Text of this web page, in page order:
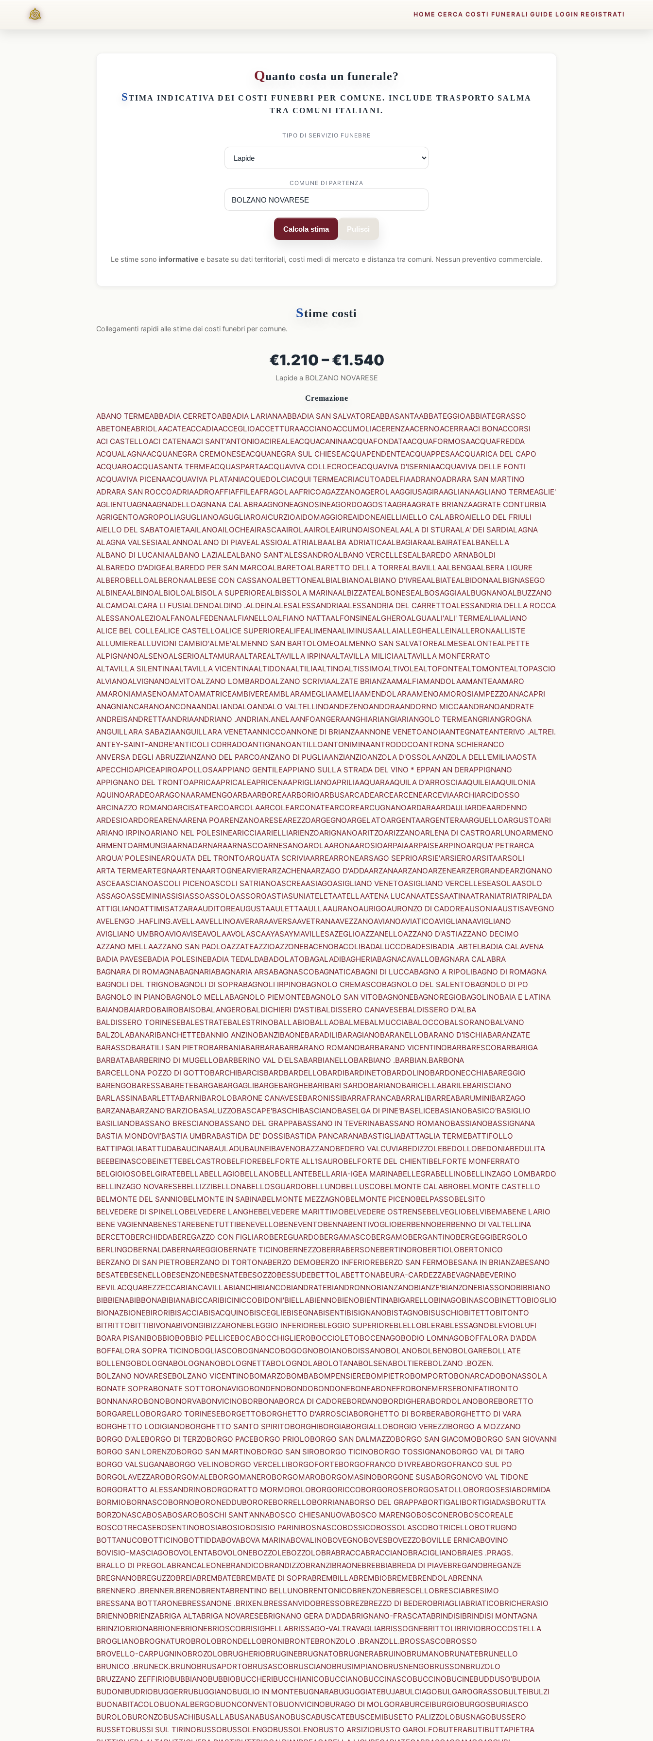
HOME CERCA COSTI FUNERALI GUIDE LOGIN REGISTRATI
Quanto costa un funerale?
STIMA INDICATIVA DEICOSTI FUNEBRI PER COMUNE. INCLUDE TRASPORTO SALMA
TRA COMUNI ITALIANI.
TIPO DI SERVIZIO FUNEBRE
COMUNE DI PARTENZA
Calcola stima Pulisci
Le stime sono informative e basate su dati territoriali, costi medi di mercato e distanza tra comuni. Nessun preventivo commerciale.
Stime costi
Collegamenti rapidi alle stime dei costi funebri per comune.
€1.210 – €1.540
Lapide a BOLZANO NOVARESE
Cremazione
ABANO TERMEABBADIA CERRETOABBADIA LARIANAABBADIA SAN SALVATOREABBASANTAABBATEGGIOABBIATEGRASSO
ABETONEABRIOLAACATEACCADIAACCEGLIOACCETTURAACCIANOACCUMOLIACERENZAACERNOACERRAACI BONACCORSI
ACI CASTELLOACI CATENAACI SANT'ANTONIOACIREALEACQUACANINAACQUAFONDATAACQUAFORMOSAACQUAFREDDA
ACQUALAGNAACQUANEGRA CREMONESEACQUANEGRA SUL CHIESEACQUAPENDENTEACQUAPPESAACQUARICA DEL CAPO
ACQUAROACQUASANTA TERMEACQUASPARTAACQUAVIVA COLLECROCEACQUAVIVA D'ISERNIAACQUAVIVA DELLE FONTI
ACQUAVIVA PICENAACQUAVIVA PLATANIACQUEDOLCIACQUI TERMEACRIACUTOADELFIAADRANOADRARA SAN MARTINO
ADRARA SAN ROCCOADRIAADROAFFIAFFILEAFRAGOLAAFRICOAGAZZANOAGEROLAAGGIUSAGIRAAGLIANAAGLIANO TERMEAGLIE'
AGLIENTUAGNAAGNADELLOAGNANA CALABRAAGNONEAGNOSINEAGORDOAGOSTAAGRAAGRATE BRIANZAAGRATE CONTURBIA
AGRIGENTOAGROPOLIAGUGLIANOAGUGLIAROAICURZIOAIDOMAGGIOREAIDONEAIELLIAIELLO CALABROAIELLO DEL FRIULI
AIELLO DEL SABATOAIETAAILANOAILOCHEAIRASCAAIROLAAIROLEAIRUNOAISONEALAALA DI STURAALA' DEI SARDIALAGNA
ALAGNA VALSESIAALANNOALANO DI PIAVEALASSIOALATRIALBAALBA ADRIATICAALBAGIARAALBAIRATEALBANELLA
ALBANO DI LUCANIAALBANO LAZIALEALBANO SANT'ALESSANDROALBANO VERCELLESEALBAREDO ARNABOLDI
ALBAREDO D'ADIGEALBAREDO PER SAN MARCOALBARETOALBARETTO DELLA TORREALBAVILLAALBENGAALBERA LIGURE
ALBEROBELLOALBERONAALBESE CON CASSANOALBETTONEALBIALBIANOALBIANO D'IVREAALBIATEALBIDONAALBIGNASEGO
ALBINEAALBINOALBIOLOALBISOLA SUPERIOREALBISSOLA MARINAALBIZZATEALBONESEALBOSAGGIAALBUGNANOALBUZZANO
ALCAMOALCARA LI FUSIALDENOALDINO .ALDEIN.ALESALESSANDRIAALESSANDRIA DEL CARRETTOALESSANDRIA DELLA ROCCA
ALESSANOALEZIOALFANOALFEDENAALFIANELLOALFIANO NATTAALFONSINEALGHEROALGUAALI'ALI' TERMEALIAALIANO
ALICE BEL COLLEALICE CASTELLOALICE SUPERIOREALIFEALIMENAALIMINUSAALLAIALLEGHEALLEINALLERONAALLISTE
ALLUMIEREALLUVIONI CAMBIO'ALME'ALMENNO SAN BARTOLOMEOALMENNO SAN SALVATOREALMESEALONTEALPETTE
ALPIGNANOALSENOALSERIOALTAMURAALTAREALTAVILLA IRPINAALTAVILLA MILICIAALTAVILLA MONFERRATO
ALTAVILLA SILENTINAALTAVILLA VICENTINAALTIDONAALTILIAALTINOALTISSIMOALTIVOLEALTOFONTEALTOMONTEALTOPASCIO
ALVIANOALVIGNANOALVITOALZANO LOMBARDOALZANO SCRIVIAALZATE BRIANZAAMALFIAMANDOLAAMANTEAAMARO
AMARONIAMASENOAMATOAMATRICEAMBIVEREAMBLARAMEGLIAAMELIAAMENDOLARAAMENOAMOROSIAMPEZZOANACAPRI
ANAGNIANCARANOANCONAANDALIANDALOANDALO VALTELLINOANDEZENOANDORAANDORNO MICCAANDRANOANDRATE
ANDREISANDRETTAANDRIAANDRIANO .ANDRIAN.ANELAANFOANGERAANGHIARIANGIARIANGOLO TERMEANGRIANGROGNA
ANGUILLARA SABAZIAANGUILLARA VENETAANNICCOANNONE DI BRIANZAANNONE VENETOANOIAANTEGNATEANTERIVO .ALTREI.
ANTEY-SAINT-ANDRE'ANTICOLI CORRADOANTIGNANOANTILLOANTONIMINAANTRODOCOANTRONA SCHIERANCO
ANVERSA DEGLI ABRUZZIANZANO DEL PARCOANZANO DI PUGLIAANZIANZIOANZOLA D'OSSOLAANZOLA DELL'EMILIAAOSTA
APECCHIOAPICEAPIROAPOLLOSAAPPIANO GENTILEAPPIANO SULLA STRADA DEL VINO * EPPAN AN DERAPPIGNANO
APPIGNANO DEL TRONTOAPRICAAPRICALEAPRICENAAPRIGLIANOAPRILIAAQUARAAQUILA D'ARROSCIAAQUILEIAAQUILONIA
AQUINOARADEOARAGONAARAMENGOARBAARBOREAARBORIOARBUSARCADEARCEARCENEARCEVIAARCHIARCIDOSSO
ARCINAZZO ROMANOARCISATEARCOARCOLAARCOLEARCONATEARCOREARCUGNANOARDARAARDAULIARDEAARDENNO
ARDESIOARDOREARENAARENA POARENZANOARESEAREZZOARGEGNOARGELATOARGENTAARGENTERAARGUELLOARGUSTOARI
ARIANO IRPINOARIANO NEL POLESINEARICCIAARIELLIARIENZOARIGNANOARITZOARIZZANOARLENA DI CASTROARLUNOARMENO
ARMENTOARMUNGIAARNADARNARAARNASCOARNESANOAROLAARONAAROSIOARPAIAARPAISEARPINOARQUA' PETRARCA
ARQUA' POLESINEARQUATA DEL TRONTOARQUATA SCRIVIAARREARRONEARSAGO SEPRIOARSIE'ARSIEROARSITAARSOLI
ARTA TERMEARTEGNAARTENAARTOGNEARVIERARZACHENAARZAGO D'ADDAARZANAARZANOARZENEARZERGRANDEARZIGNANO
ASCEAASCIANOASCOLI PICENOASCOLI SATRIANOASCREAASIAGOASIGLIANO VENETOASIGLIANO VERCELLESEASOLAASOLO
ASSAGOASSEMINIASSISIASSOASSOLOASSOROASTIASUNIATELETAATELLAATENA LUCANAATESSAATINAATRANIATRIATRIPALDA
ATTIGLIANOATTIMISATZARAAUDITOREAUGUSTAAULETTAAULLAAURANOAURIGOAURONZO DI CADOREAUSONIAAUSTISAVEGNO
AVELENGO .HAFLING.AVELLAAVELLINOAVERARAAVERSAAVETRANAAVEZZANOAVIANOAVIATICOAVIGLIANAAVIGLIANO
AVIGLIANO UMBROAVIOAVISEAVOLAAVOLASCAAYASAYMAVILLESAZEGLIOAZZANELLOAZZANO D'ASTIAZZANO DECIMO
AZZANO MELLAAZZANO SAN PAOLOAZZATEAZZIOAZZONEBACENOBACOLIBADALUCCOBADESIBADIA .ABTEI.BADIA CALAVENA
BADIA PAVESEBADIA POLESINEBADIA TEDALDABADOLATOBAGALADIBAGHERIABAGNACAVALLOBAGNARA CALABRA
BAGNARA DI ROMAGNABAGNARIABAGNARIA ARSABAGNASCOBAGNATICABAGNI DI LUCCABAGNO A RIPOLIBAGNO DI ROMAGNA
BAGNOLI DEL TRIGNOBAGNOLI DI SOPRABAGNOLI IRPINOBAGNOLO CREMASCOBAGNOLO DEL SALENTOBAGNOLO DI PO
BAGNOLO IN PIANOBAGNOLO MELLABAGNOLO PIEMONTEBAGNOLO SAN VITOBAGNONEBAGNOREGIOBAGOLINOBAIA E LATINA
BAIANOBAIARDOBAIROBAISOBALANGEROBALDICHIERI D'ASTIBALDISSERO CANAVESEBALDISSERO D'ALBA
BALDISSERO TORINESEBALESTRATEBALESTRINOBALLABIOBALLAOBALMEBALMUCCIABALOCCOBALSORANOBALVANO
BALZOLABANARIBANCHETTEBANNIO ANZINOBANZIBAONEBARADILIBARAGIANOBARANELLOBARANO D'ISCHIABARANZATE
BARASSOBARATILI SAN PIETROBARBANIABARBARABARBARANO ROMANOBARBARANO VICENTINOBARBARESCOBARBARIGA
BARBATABARBERINO DI MUGELLOBARBERINO VAL D'ELSABARBIANELLOBARBIANO .BARBIAN.BARBONA
BARCELLONA POZZO DI GOTTOBARCHIBARCISBARDBARDELLOBARDIBARDINETOBARDOLINOBARDONECCHIABAREGGIO
BARENGOBARESSABARETEBARGABARGAGLIBARGEBARGHEBARIBARI SARDOBARIANOBARICELLABARILEBARISCIANO
BARLASSINABARLETTABARNIBAROLOBARONE CANAVESEBARONISSIBARRAFRANCABARRALIBARREABARUMINIBARZAGO
BARZANABARZANO'BARZIOBASALUZZOBASCAPE'BASCHIBASCIANOBASELGA DI PINE'BASELICEBASIANOBASICO'BASIGLIO
BASILIANOBASSANO BRESCIANOBASSANO DEL GRAPPABASSANO IN TEVERINABASSANO ROMANOBASSIANOBASSIGNANA
BASTIA MONDOVI'BASTIA UMBRABASTIDA DE' DOSSIBASTIDA PANCARANABASTIGLIABATTAGLIA TERMEBATTIFOLLO
BATTIPAGLIABATTUDABAUCINABAULADUBAUNEIBAVENOBAZZANOBEDERO VALCUVIABEDIZZOLEBEDOLLOBEDONIABEDULITA
BEEBEINASCOBEINETTEBELCASTROBELFIOREBELFORTE ALL'ISAUROBELFORTE DEL CHIENTIBELFORTE MONFERRATO
BELGIOIOSOBELGIRATEBELLABELLAGIOBELLANOBELLANTEBELLARIA-IGEA MARINABELLEGRABELLINOBELLINZAGO LOMBARDO
BELLINZAGO NOVARESEBELLIZZIBELLONABELLOSGUARDOBELLUNOBELLUSCOBELMONTE CALABROBELMONTE CASTELLO
BELMONTE DEL SANNIOBELMONTE IN SABINABELMONTE MEZZAGNOBELMONTE PICENOBELPASSOBELSITO
BELVEDERE DI SPINELLOBELVEDERE LANGHEBELVEDERE MARITTIMOBELVEDERE OSTRENSEBELVEGLIOBELVIBEMABENE LARIO
BENE VAGIENNABENESTAREBENETUTTIBENEVELLOBENEVENTOBENNABENTIVOGLIOBERBENNOBERBENNO DI VALTELLINA
BERCETOBERCHIDDABEREGAZZO CON FIGLIAROBEREGUARDOBERGAMASCOBERGAMOBERGANTINOBERGEGGIBERGOLO
BERLINGOBERNALDABERNAREGGIOBERNATE TICINOBERNEZZOBERRABERSONEBERTINOROBERTIOLOBERTONICO
BERZANO DI SAN PIETROBERZANO DI TORTONABERZO DEMOBERZO INFERIOREBERZO SAN FERMOBESANA IN BRIANZABESANO
BESATEBESENELLOBESENZONEBESNATEBESOZZOBESSUDEBETTOLABETTONABEURA-CARDEZZABEVAGNABEVERINO
BEVILACQUABEZZECCABIANCAVILLABIANCHIBIANCOBIANDRATEBIANDRONNOBIANZANOBIANZE'BIANZONEBIASSONOBIBBIANO
BIBBIENABIBBONABIBIANABICCARIBICINICCOBIDONI'BIELLABIENNOBIENOBIENTINABIGARELLOBINAGOBINASCOBINETTOBIOGLIO
BIONAZBIONEBIRORIBISACCIABISACQUINOBISCEGLIEBISEGNABISENTIBISIGNANOBISTAGNOBISUSCHIOBITETTOBITONTO
BITRITTOBITTIBIVONABIVONGIBIZZARONEBLEGGIO INFERIOREBLEGGIO SUPERIOREBLELLOBLERABLESSAGNOBLEVIOBLUFI
BOARA PISANIBOBBIOBOBBIO PELLICEBOCABOCCHIGLIEROBOCCIOLETOBOCENAGOBODIO LOMNAGOBOFFALORA D'ADDA
BOFFALORA SOPRA TICINOBOGLIASCOBOGNANCOBOGOGNOBOIANOBOISSANOBOLANOBOLBENOBOLGAREBOLLATE
BOLLENGOBOLOGNABOLOGNANOBOLOGNETTABOLOGNOLABOLOTANABOLSENABOLTIEREBOLZANO .BOZEN.
BOLZANO NOVARESEBOLZANO VICENTINOBOMARZOBOMBABOMPENSIEREBOMPIETROBOMPORTOBONARCADOBONASSOLA
BONATE SOPRABONATE SOTTOBONAVIGOBONDENOBONDOBONDONEBONEABONEFROBONEMERSEBONIFATIBONITO
BONNANAROBONOBONORVABONVICINOBORBONABORCA DI CADOREBORDANOBORDIGHERABORDOLANOBOREBORETTO
BORGARELLOBORGARO TORINESEBORGETTOBORGHETTO D'ARROSCIABORGHETTO DI BORBERABORGHETTO DI VARA
BORGHETTO LODIGIANOBORGHETTO SANTO SPIRITOBORGHIBORGIABORGIALLOBORGIO VEREZZIBORGO A MOZZANO
BORGO D'ALEBORGO DI TERZOBORGO PACEBORGO PRIOLOBORGO SAN DALMAZZOBORGO SAN GIACOMOBORGO SAN GIOVANNI
BORGO SAN LORENZOBORGO SAN MARTINOBORGO SAN SIROBORGO TICINOBORGO TOSSIGNANOBORGO VAL DI TARO
BORGO VALSUGANABORGO VELINOBORGO VERCELLIBORGOFORTEBORGOFRANCO D'IVREABORGOFRANCO SUL PO
BORGOLAVEZZAROBORGOMALEBORGOMANEROBORGOMAROBORGOMASINOBORGONE SUSABORGONOVO VAL TIDONE
BORGORATTO ALESSANDRINOBORGORATTO MORMOROLOBORGORICCOBORGOROSEBORGOSATOLLOBORGOSESIABORMIDA
BORMIOBORNASCOBORNOBORONEDDUBOROREBORRELLOBORRIANABORSO DEL GRAPPABORTIGALIBORTIGIADASBORUTTA
BORZONASCABOSABOSAROBOSCHI SANT'ANNABOSCO CHIESANUOVABOSCO MARENGOBOSCONEROBOSCOREALE
BOSCOTRECASEBOSENTINOBOSIABOSIOBOSISIO PARINIBOSNASCOBOSSICOBOSSOLASCOBOTRICELLOBOTRUGNO
BOTTANUCOBOTTICINOBOTTIDDABOVABOVA MARINABOVALINOBOVEGNOBOVESBOVEZZOBOVILLE ERNICABOVINO
BOVISIO-MASCIAGOBOVOLENTABOVOLONEBOZZOLEBOZZOLOBRABRACCABRACCIANOBRACIGLIANOBRAIES .PRAGS.
BRALLO DI PREGOLABRANCALEONEBRANDICOBRANDIZZOBRANZIBRAONEBREBBIABREDA DI PIAVEBREGANOBREGANZE
BREGNANOBREGUZZOBREIABREMBATEBREMBATE DI SOPRABREMBILLABREMBIOBREMEBRENDOLABRENNA
BRENNERO .BRENNER.BRENOBRENTABRENTINO BELLUNOBRENTONICOBRENZONEBRESCELLOBRESCIABRESIMO
BRESSANA BOTTARONEBRESSANONE .BRIXEN.BRESSANVIDOBRESSOBREZBREZZO DI BEDEROBRIAGLIABRIATICOBRICHERASIO
BRIENNOBRIENZABRIGA ALTABRIGA NOVARESEBRIGNANO GERA D'ADDABRIGNANO-FRASCATABRINDISIBRINDISI MONTAGNA
BRINZIOBRIONABRIONEBRIONEBRIOSCOBRISIGHELLABRISSAGO-VALTRAVAGLIABRISSOGNEBRITTOLIBRIVIOBROCCOSTELLA
BROGLIANOBROGNATUROBROLOBRONDELLOBRONIBRONTEBRONZOLO .BRANZOLL.BROSSASCOBROSSO
BROVELLO-CARPUGNINOBROZOLOBRUGHERIOBRUGINEBRUGNATOBRUGNERABRUINOBRUMANOBRUNATEBRUNELLO
BRUNICO .BRUNECK.BRUNOBRUSAPORTOBRUSASCOBRUSCIANOBRUSIMPIANOBRUSNENGOBRUSSONBRUZOLO
BRUZZANO ZEFFIRIOBUBBIANOBUBBIOBUCCHERIBUCCHIANICOBUCCIANOBUCCINASCOBUCCINOBUCINEBUDDUSO'BUDOIA
BUDONIBUDRIOBUGGERRUBUGGIANOBUGLIO IN MONTEBUGNARABUGUGGIATEBUJABULCIAGOBULGAROGRASSOBULTEIBULZI
BUONABITACOLOBUONALBERGOBUONCONVENTOBUONVICINOBURAGO DI MOLGORABURCEIBURGIOBURGOSBURIASCO
BUROLOBURONZOBUSACHIBUSALLABUSANABUSANOBUSCABUSCATEBUSCEMIBUSETO PALIZZOLOBUSNAGOBUSSERO
BUSSETOBUSSI SUL TIRINOBUSSOBUSSOLENGOBUSSOLENOBUSTO ARSIZIOBUSTO GAROLFOBUTERABUTIBUTTAPIETRA